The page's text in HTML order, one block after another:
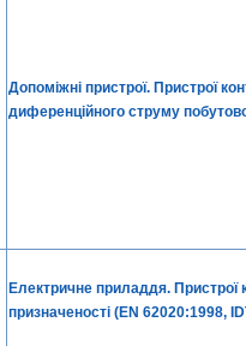
Допоміжні пристрої. Пристрої
диференційного струму
Електричне приладдя. Пристрої
призначеності (EN 62020:1998,